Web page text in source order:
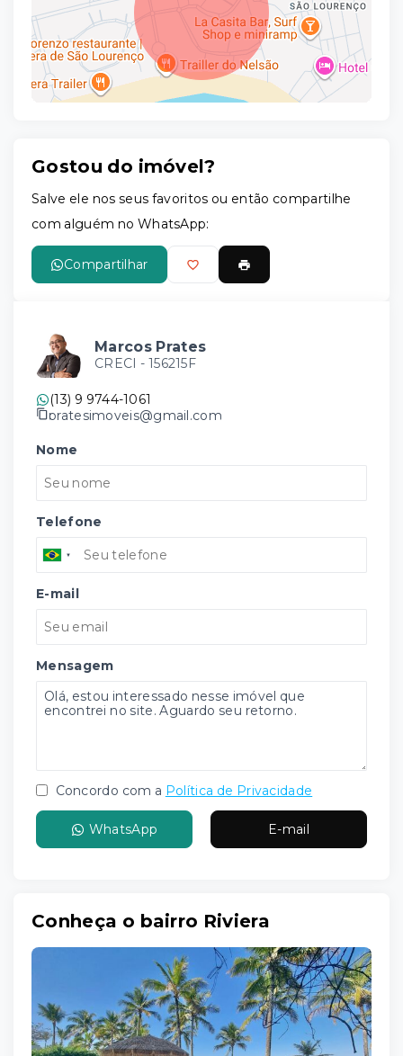
Gostou do imóvel?
Salve ele nos seus favoritos ou então compartilhe
com alguém no WhatsApp:
Compartilhar
Marcos Prates
CRECI - 156215F
(13) 9 9744-1061
pratesimoveis@gmail.com
Nome
Telefone
E-mail
Mensagem
Concordo com a Política de Privacidade
WhatsApp E-mail
Conheça o bairro Riviera